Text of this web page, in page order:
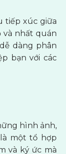
tiếp xúc giữa
và nhất quán
dàng phân
bạn với các
hình ảnh,
một tổ hợp
và ký ức mà